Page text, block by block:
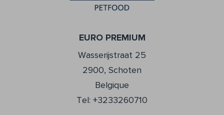
EURO PREMIUM
Wasserijstraat 25
2900, Schoten
Belgique
Tel: +3233260710